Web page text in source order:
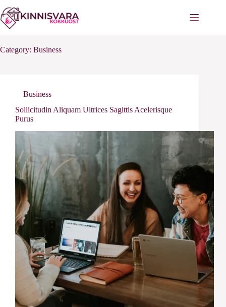
to
content
Category: Business
Business
Sollicitudin Aliquam Ultrices Sagittis Acelerisque
Purus